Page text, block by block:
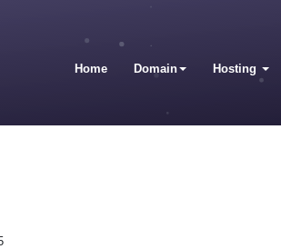
Home Domain Hosting